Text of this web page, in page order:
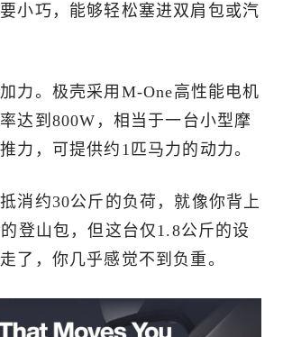
小巧，能够轻松塞进双肩包或汽
力。极壳采用M-One高性能电机
达到800W，相当于一台小型摩
力，可提供约1匹马力的动力。
消约30公斤的负荷，就像你背上
的登山包，但这台仅1.8公斤的设
了，你几乎感觉不到负重。